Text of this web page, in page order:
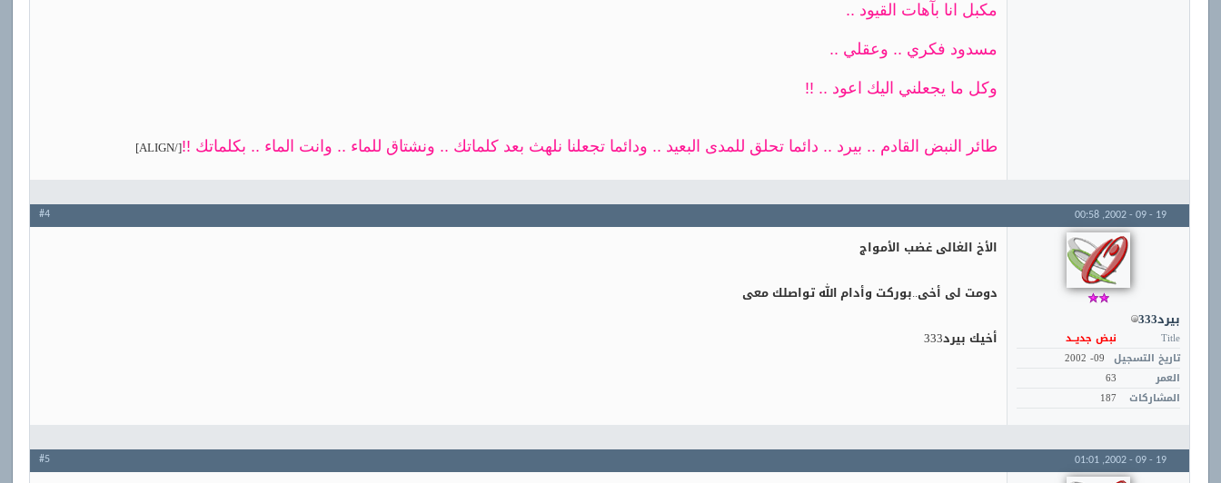
مكبل انا بآهات القيود ..
مسدود فكري .. وعقلي ..
وكل ما يجعلني اليك اعود .. !!
طائر النبض القادم .. بيرد .. دائما تحلق للمدى البعيد .. ودائما تجعلنا نلهث بعد كلماتك .. ونشتاق للماء .. وانت الماء .. بكلماتك !![/ALIGN]
19 - 09 - 2002,
00:58
#4
بيرد333
Title
نبض جديــد
تاريخ التسجيل 09- 2002
العمر
63
المشاركات
187
الأخ الغالى غضب الأمواج
دومت لى أخى..بوركت وأدام الله تواصلك معى
أخيك بيرد333
19 - 09 - 2002,
01:01
#5